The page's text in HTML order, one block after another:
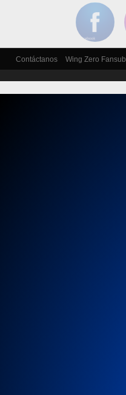
Contáctanos Wing Zero Fansub